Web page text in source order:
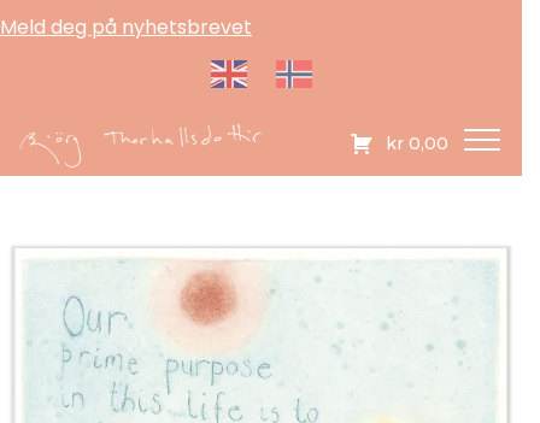
Meld deg på nyhetsbrevet
kr 0,00